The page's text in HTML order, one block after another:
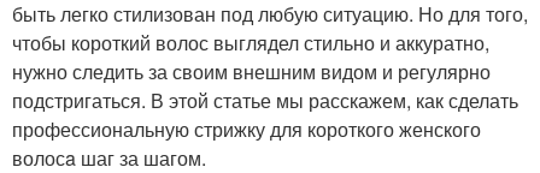
Стрижки для женщин
Стрижки в зрелом
возрасте
быть легко стилизован под любую ситуацию. Но для того,
чтобы короткий волос выглядел стильно и аккуратно,
нужно следить за своим внешним видом и регулярно
подстригаться. В этой статье мы расскажем, как сделать
профессиональную стрижку для короткого женского
волосa шаг за шагом.